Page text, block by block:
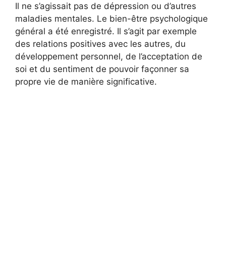
Il ne s’agissait pas de dépression ou d’autres
maladies mentales. Le bien-être psychologique
général a été enregistré. Il s’agit par exemple
des relations positives avec les autres, du
développement personnel, de l’acceptation de
soi et du sentiment de pouvoir façonner sa
propre vie de manière significative.